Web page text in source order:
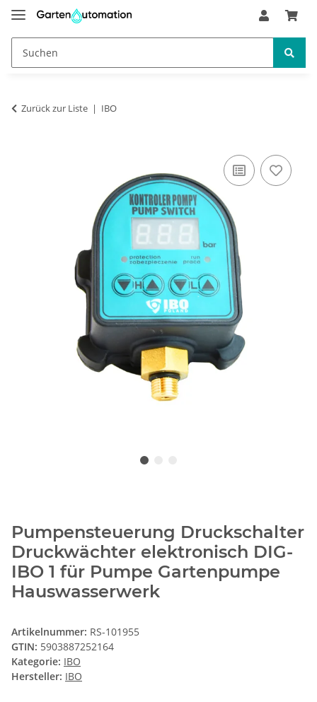
Zurück zur Liste IBO
Pumpensteuerung Druckschalter
Druckwächter elektronisch DIG-
IBO 1 für Pumpe Gartenpumpe
Hauswasserwerk
Artikelnummer: RS-101955
GTIN: 5903887252164
Kategorie: IBO
Hersteller: IBO